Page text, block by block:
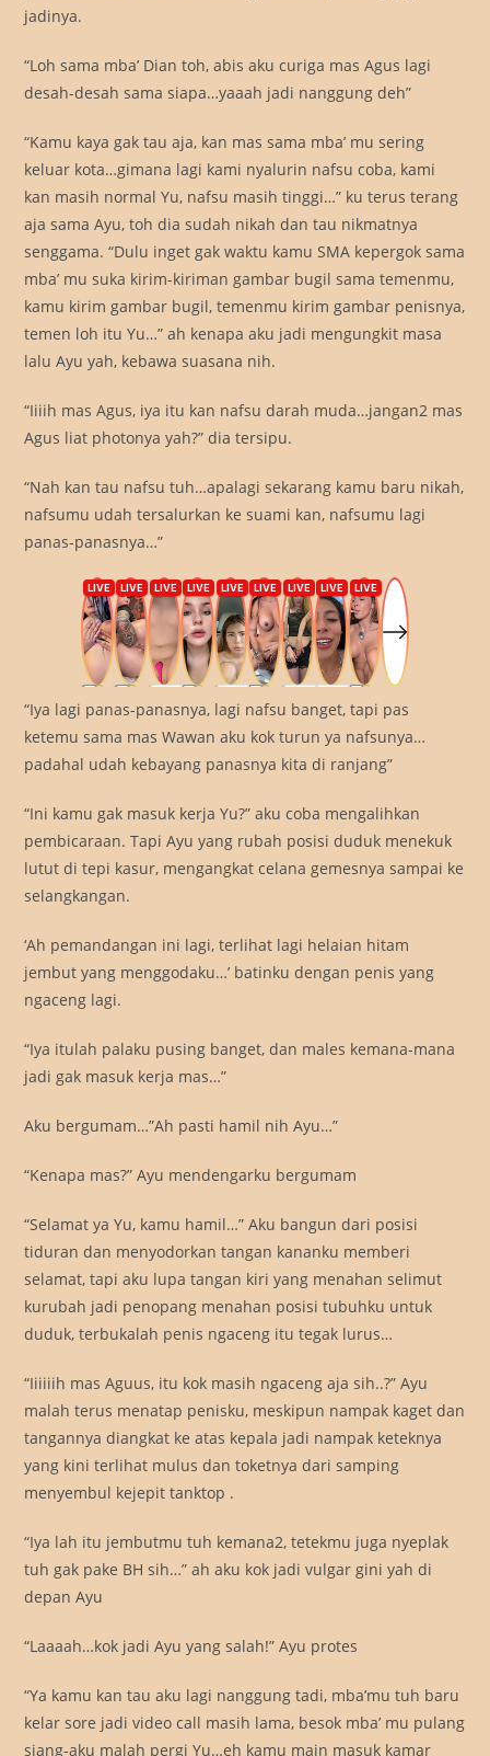
jadinya.
“Loh sama mba’ Dian toh, abis aku curiga mas Agus lagi
desah-desah sama siapa…yaaah jadi nanggung deh”
“Kamu kaya gak tau aja, kan mas sama mba’ mu sering
keluar kota…gimana lagi kami nyalurin nafsu coba, kami
kan masih normal Yu, nafsu masih tinggi…” ku terus terang
aja sama Ayu, toh dia sudah nikah dan tau nikmatnya
senggama. “Dulu inget gak waktu kamu SMA kepergok sama
mba’ mu suka kirim-kiriman gambar bugil sama temenmu,
kamu kirim gambar bugil, temenmu kirim gambar penisnya,
temen loh itu Yu…” ah kenapa aku jadi mengungkit masa
lalu Ayu yah, kebawa suasana nih.
“Iiiih mas Agus, iya itu kan nafsu darah muda…jangan2 mas
Agus liat photonya yah?” dia tersipu.
“Nah kan tau nafsu tuh…apalagi sekarang kamu baru nikah,
nafsumu udah tersalurkan ke suami kan, nafsumu lagi
panas-panasnya…”
“Iya lagi panas-panasnya, lagi nafsu banget, tapi pas
ketemu sama mas Wawan aku kok turun ya nafsunya…
padahal udah kebayang panasnya kita di ranjang”
“Ini kamu gak masuk kerja Yu?” aku coba mengalihkan
pembicaraan. Tapi Ayu yang rubah posisi duduk menekuk
lutut di tepi kasur, mengangkat celana gemesnya sampai ke
selangkangan.
‘Ah pemandangan ini lagi, terlihat lagi helaian hitam
jembut yang menggodaku…’ batinku dengan penis yang
ngaceng lagi.
“Iya itulah palaku pusing banget, dan males kemana-mana
jadi gak masuk kerja mas…”
Aku bergumam…”Ah pasti hamil nih Ayu…”
“Kenapa mas?” Ayu mendengarku bergumam
“Selamat ya Yu, kamu hamil…” Aku bangun dari posisi
tiduran dan menyodorkan tangan kananku memberi
selamat, tapi aku lupa tangan kiri yang menahan selimut
kurubah jadi penopang menahan posisi tubuhku untuk
duduk, terbukalah penis ngaceng itu tegak lurus…
“Iiiiiih mas Aguus, itu kok masih ngaceng aja sih..?” Ayu
malah terus menatap penisku, meskipun nampak kaget dan
tangannya diangkat ke atas kepala jadi nampak keteknya
yang kini terlihat mulus dan toketnya dari samping
menyembul kejepit tanktop .
“Iya lah itu jembutmu tuh kemana2, tetekmu juga nyeplak
tuh gak pake BH sih…” ah aku kok jadi vulgar gini yah di
depan Ayu
“Laaaah…kok jadi Ayu yang salah!” Ayu protes
“Ya kamu kan tau aku lagi nanggung tadi, mba’mu tuh baru
kelar sore jadi video call masih lama, besok mba’ mu pulang
siang-aku malah pergi Yu…eh kamu main masuk kamar